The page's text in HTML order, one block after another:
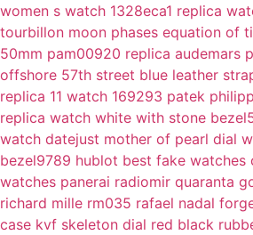
women s watch 1328eca1 replica
tourbillon moon phases equation of
50mm pam00920 replica audemars
offshore 57th street blue leather
replica 11 watch 169293 patek
replica watch white with stone
watch datejust mother of pearl dial
bezel9789 hublot best fake watches
watches panerai radiomir quaranta
richard mille rm035 rafael nadal
case kvf skeleton dial red black